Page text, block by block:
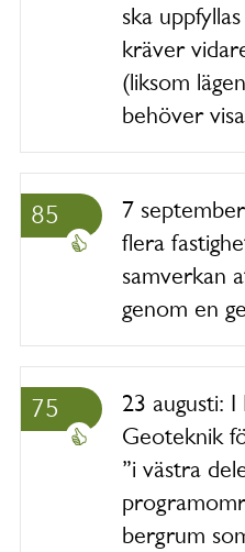
ska
kräver
(liksom
behöver
85
7
flera
samverkan
genom en
75
23 augusti:
Geoteknik
”i västra
bergrum